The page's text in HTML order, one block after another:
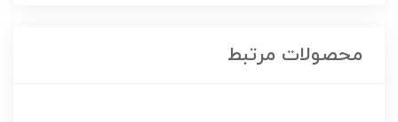
محصولات مرتبط